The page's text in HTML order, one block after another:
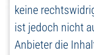
keine
ist jedoch nicht
Anbieter die